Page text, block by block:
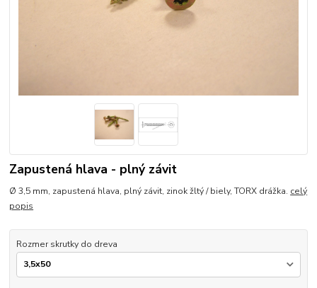
Zapustená hlava - plný závit
Ø 3,5 mm, zapustená hlava, plný závit, zinok žltý / biely, TORX drážka. celý
popis
Rozmer skrutky do dreva